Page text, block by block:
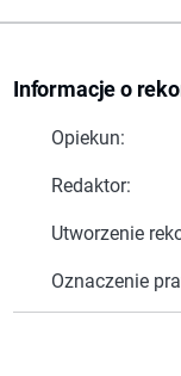
Informacje o
Opiekun:
Redaktor:
Utworzenie
Oznaczenie